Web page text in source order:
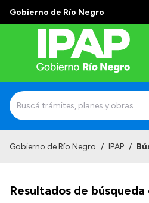
Gobierno de Río Negro
El IPAP
Gobierno de Río Negro / IPAP /
Resultados de